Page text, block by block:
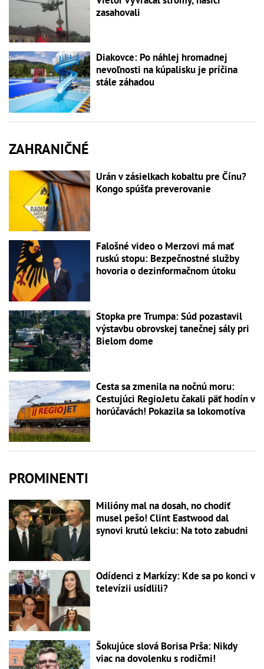
zasahovali
Diakovce: Po náhlej hromadnej
nevoľnosti na kúpalisku je príčina
stále záhadou
ZAHRANIČNÉ
Urán v zásielkach kobaltu pre Čínu?
Kongo spúšťa preverovanie
Falošné video o Merzovi má mať
ruskú stopu: Bezpečnostné služby
hovoria o dezinformačnom útoku
Stopka pre Trumpa: Súd pozastavil
výstavbu obrovskej tanečnej sály pri
Bielom dome
Cesta sa zmenila na nočnú moru:
Cestujúci RegioJetu čakali päť hodín v
horúčavách! Pokazila sa lokomotíva
PROMINENTI
Milióny mal na dosah, no chodiť
musel pešo! Clint Eastwood dal
synovi krutú lekciu: Na toto zabudni
Odídenci z Markízy: Kde sa po konci v
televízii usídlili?
Šokujúce slová Borisa Prša: Nikdy
viac na dovolenku s rodičmi!